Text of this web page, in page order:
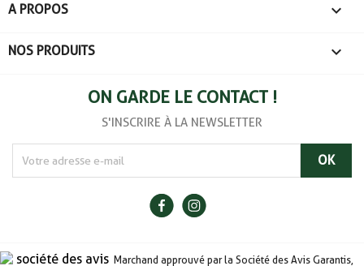
A PROPOS 
NOS PRODUITS 
ON GARDE LE CONTACT !
S'INSCRIRE À LA NEWSLETTER
Marchand approuvé par la Société des Avis Garantis,